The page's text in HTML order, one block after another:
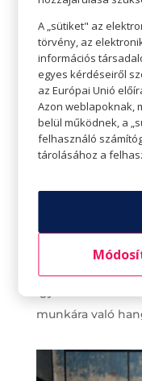
sikerül
adhat a napnak.
A reggeli
mindenképpen
idejét is, hiszen
eljutni az
járó stressz
említett
munkára való
A „sütiket" az
törvény, az
információs
egyes kérdéseiről
az Európai Unió
Azon weblapoknak,
belül működnek, a
felhasználó
tárolásához a